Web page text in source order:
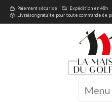
Menu
Paiement sécurisé
Expédition en 48h
Livraison gratuite pour toute commande de